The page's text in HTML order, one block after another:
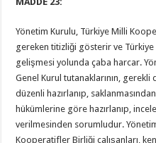
Yönetim Kurulu, Türkiye Milli
gereken titizliği gösterir ve
gelişmesi yolunda çaba harcar.
Genel Kurul tutanaklarının,
düzenli hazırlanıp,
hükümlerine göre hazırlanıp,
verilmesinden sorumludur.
Kooperatifler Birliği çalışanları,